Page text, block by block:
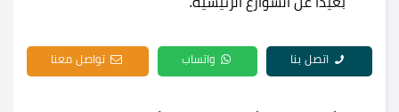
اتصل بنا واتساب تواصل معنا